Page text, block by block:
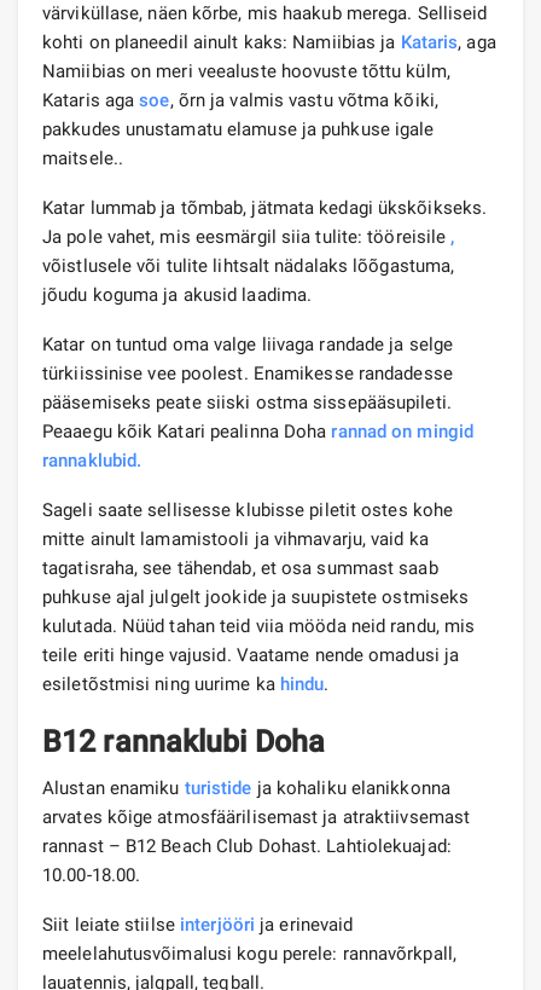
värviküllase, näen kõrbe, mis haakub merega. Selliseid
kohti on planeedil ainult kaks: Namiibias ja Kataris, aga
Namiibias on meri veealuste hoovuste tõttu külm,
Kataris agasoe, õrn ja valmis vastu võtma kõiki,
pakkudes unustamatu elamuse ja puhkuse igale
maitsele..
Katar lummab ja tõmbab, jätmata kedagi ükskõikseks.
Ja pole vahet, mis eesmärgil siia tulite: tööreisile ,
võistlusele või tulite lihtsalt nädalaks lõõgastuma,
jõudu koguma ja akusid laadima.
Katar on tuntud oma valge liivaga randade ja selge
türkiissinise vee poolest. Enamikesse randadesse
pääsemiseks peate siiski ostma sissepääsupileti.
Peaaegu kõik Katari pealinna Doha rannad on mingid
rannaklubid.
Sageli saate sellisesse klubisse piletit ostes kohe
mitte ainult lamamistooli ja vihmavarju, vaid ka
tagatisraha, see tähendab, et osa summast saab
puhkuse ajal julgelt jookide ja suupistete ostmiseks
kulutada. Nüüd tahan teid viia mööda neid randu, mis
teile eriti hinge vajusid. Vaatame nende omadusi ja
esiletõstmisi ning uurime ka hindu.
B12 rannaklubi Doha
Alustan enamiku turistide ja kohaliku elanikkonna
arvates kõige atmosfäärilisemast ja atraktiivsemast
rannast – B12 Beach Club Dohast. Lahtiolekuajad:
10.00-18.00.
Siit leiate stiilse interjööri ja erinevaid
meelelahutusvõimalusi kogu perele: rannavõrkpall,
lauatennis, jalgpall, teqball.